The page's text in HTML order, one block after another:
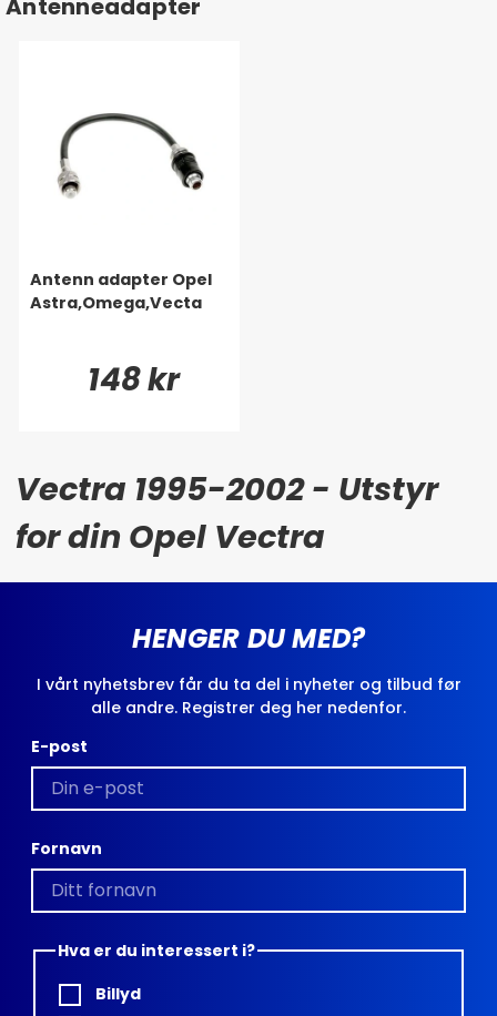
Antenneadapter
Antenn adapter Opel
Astra,Omega,Vecta
148 kr
Vectra 1995-2002 - Utstyr
for din Opel Vectra
HENGER DU MED?
I vårt nyhetsbrev får du ta del i nyheter og tilbud før
alle andre. Registrer deg her nedenfor.
E-post
Fornavn
Hva er du interessert i?
Billyd